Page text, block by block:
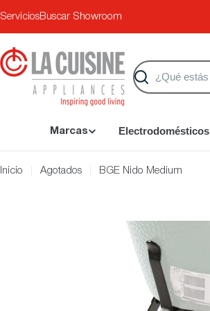
ServiciosBuscar Showroom
Buscar
Marcas Electrodomésticos
Inicio Agotados BGE Nido Medium